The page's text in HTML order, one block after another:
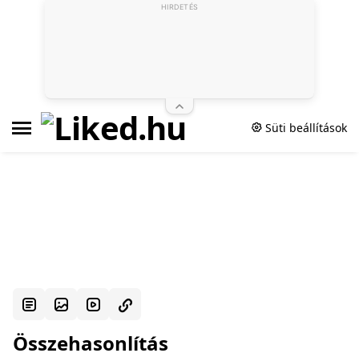
Süti beállítások
Összehasonlítás
HIRDETÉS